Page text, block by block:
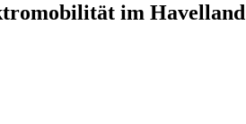
im Havelland